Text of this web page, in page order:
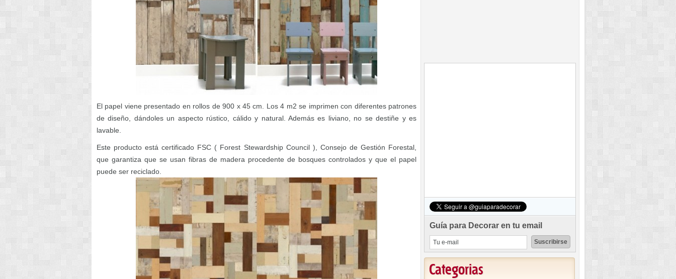
El papel viene presentado en rollos de 900 x 45 cm. Los 4 m2 se imprimen con diferentes patrones
de diseño, dándoles un aspecto rústico, cálido y natural. Además es liviano, no se destiñe y es
lavable.
Este producto está certificado FSC ( Forest Stewardship Council ), Consejo de Gestión Forestal,
que garantiza que se usan fibras de madera procedente de bosques controlados y que el papel
puede ser reciclado.
Guía para Decorar en tu email
Categorias